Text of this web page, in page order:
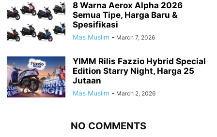
8 Warna Aerox Alpha 2026
Semua Tipe, Harga Baru &
Spesifikasi
Mas Muslim - March 7, 2026
YIMM Rilis Fazzio Hybrid Special
Edition Starry Night, Harga 25
Jutaan
Mas Muslim - March 2, 2026
NO COMMENTS